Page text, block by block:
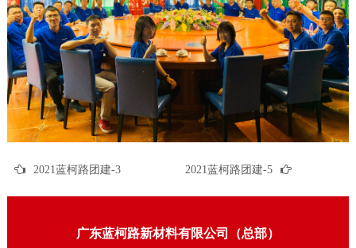
2021蓝柯路团建-3 2021蓝柯路团建-5
广东蓝柯路新材料有限公司（总部）